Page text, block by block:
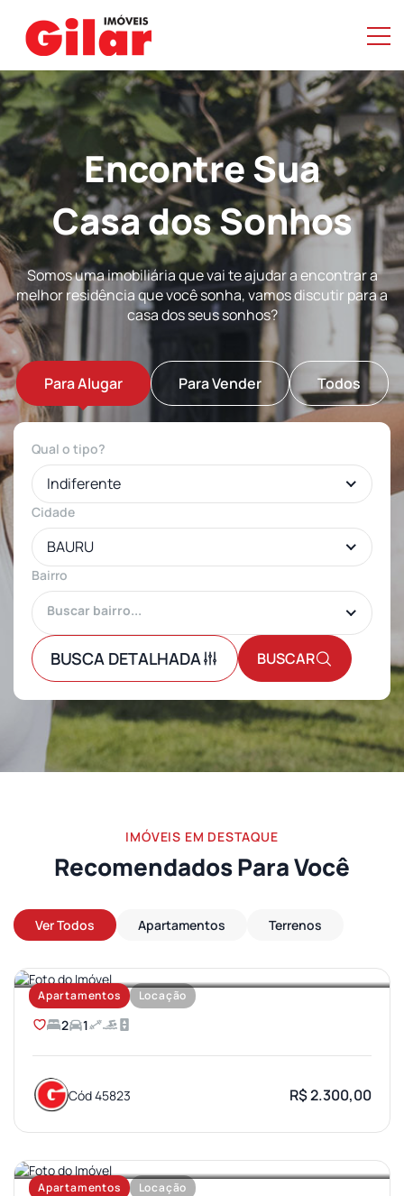
Encontre Sua
Casa dos Sonhos
Somos uma imobiliária que vai te ajudar a encontrar a
melhor residência que você sonha, vamos discutir para a
casa dos seus sonhos?
Para Alugar Para Vender Todos
Qual o tipo?
Indiferente
Cidade
BAURU
Bairro
BUSCA DETALHADA BUSCAR
IMÓVEIS EM DESTAQUE
Recomendados Para Você
Ver Todos Apartamentos Terrenos
Apartamentos Locação
AEROPORTO
2 1
Cód 45823 R$ 2.300,00
Apartamentos Locação
JARDIM AMERICA